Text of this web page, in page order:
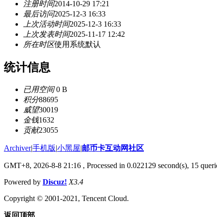
注册时间2014-10-29 17:21
最后访问2025-12-3 16:33
上次活动时间2025-12-3 16:33
上次发表时间2025-11-17 12:42
所在时区使用系统默认
统计信息
已用空间0 B
积分88695
威望30019
金钱1632
贡献23055
Archiver|手机版|小黑屋|邮币卡互动网社区
GMT+8, 2026-8-8 21:16 , Processed in 0.022129 second(s), 15
Powered by Discuz! X3.4
Copyright © 2001-2021, Tencent Cloud.
返回顶部